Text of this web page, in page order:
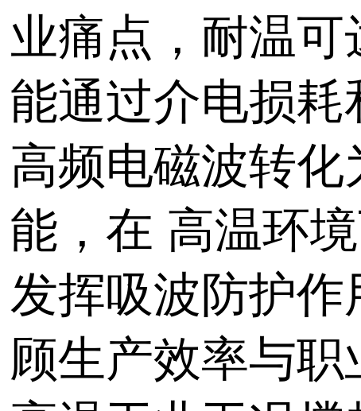
业痛点，耐温可
能通过介电损耗
高频电磁波转化
能，在 高温环
发挥吸波防护作
顾生产效率与职